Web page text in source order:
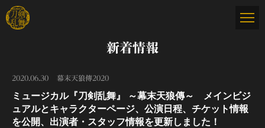
新着情報
2020.06.30 幕末天狼傳2020
ミュージカル『刀剣乱舞』 ～幕末天狼傳～ メインビジ
ュアルとキャラクターページ、公演日程、チケット情報
を公開、出演者・スタッフ情報を更新しました！